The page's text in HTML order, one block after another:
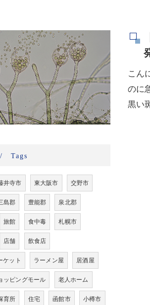
こん
のに
黒い
Tags
井寺市 東大阪市 交野市
島郡 豊能郡 泉北郡
旅館 食中毒 札幌市
店舗 飲食店
ケット ラーメン屋 居酒屋
ッピングモール 老人ホーム
育所 住宅 函館市 小樽市